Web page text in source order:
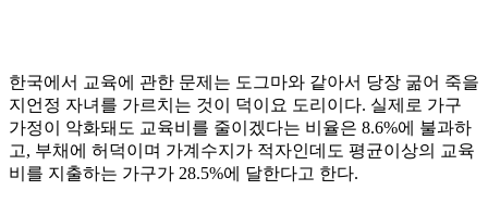
한국에서 교육에 관한 문제는 도그마와 같아서 당장 굶어 죽을
지언정 자녀를 가르치는 것이 덕이요 도리이다. 실제로 가구
가정이 악화돼도 교육비를 줄이겠다는 비율은 8.6%에 불과하
고, 부채에 허덕이며 가계수지가 적자인데도 평균이상의 교육
비를 지출하는 가구가 28.5%에 달한다고 한다.